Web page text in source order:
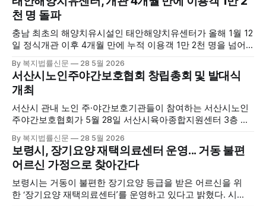
천 명 돌파
충남 최초의 해양치유시설인 태안해양치유센터가 올해 1월 12
일 정식개관 이후 4개월 만에 누적 이용객 1만 2천 명을 넘어
양자원을 활용한 맞춤형 프로그램과 차별화된 웰니스 콘텐츠
를 선보이며 관광객과 군민의 발길을 끌고 있다. 센터는 염지
하수, 피트 등 태안의 청정 해양자원을 활용해 몸과 마음의 회
복을 돕는 다양한 프로그램을 운영하고
By 복지법률신문 28 5월 2026
서산시노인주야간보호협회 창립총회 및 발대식
개최
서산시 관내 노인 주·야간보호기관들이 참여하는 서산시노인
주야간보호협회가 5월 28일 서산시육아종합지원센터 3층 공
행사에는 서산시 관내 주·야간보호기관 관계자와 종사자, 유관
기관 내빈 등 약 100여명이 참석했으며, 서산시청 관계자, 서
산시노인복지시설협회, 서산시재가복지협회, 서산시사회복지
사협회 등 지역 노인복지 관련 기관 관계자들이 함께해 협회
출범을 축하했다. 서산시노인주야간보호협회는 서산시 소재
By 복지법률신문 28 5월 2026
보령시, 장기요양 재택의료센터 운영... 거동 불편
어르신 가정으로 찾아간다
보령시는 거동이 불편한 장기요양 등급을 받은 어르신을 위
한 ‘장기요양 재택의료센터’를 운영하고 있다고 밝혔다. 시